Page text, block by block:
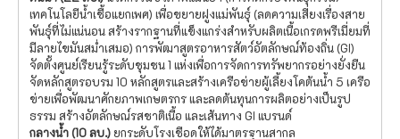
เทคโนโลยีน้ำเชื้อแยกเพศ) เพื่อขยายฝูงแม่พันธุ์ (ลดความเสี่ยงเรื่องสาย
พันธุ์ที่ไม่แน่นอน สร้างรากฐานที่แข็งแกร่งสำหรับผลิตเนื้อเกรดพรีเมี่ยมที่
มีลายไขมันสม่ำเสมอ) การพัฒาสูตรอาหารสัตว์อัตลักษณ์ท้องถิ่น (GI)
จัดตั้งศูนย์เรียนรู้ระดับชุมชน 1 แห่งเพื่อการจัดการทรัพยากรอย่างยั่งยืน
จัดหลักสูตรอบรม 10 หลักสูตรและสร้างเครือข่ายผู้เลี้ยงโคต้นน้ำ 5 เครือ
ข่ายเพื่อพัฒนาศักยภาพเกษตรกร และลดต้นทุนการผลิตอย่างเป็นรูป
ธรรม สร้างอัตลักษณ์รสชาติเนื้อ และเส้นทาง GI แบรนด์
กลางน้ำ (10 ลบ.) ยกระดับโรงเชือดให้ได้มาตรฐานสากล